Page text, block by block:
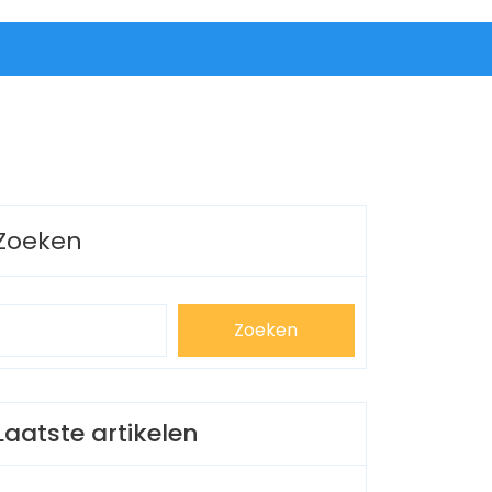
Zoeken
artikelen